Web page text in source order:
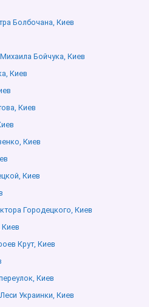
Болбочана, Киев
Бойчука, Киев
Киев
Киев
Киев
Киев
Городецкого, Киев
Крут, Киев
Киев
Украинки, Киев